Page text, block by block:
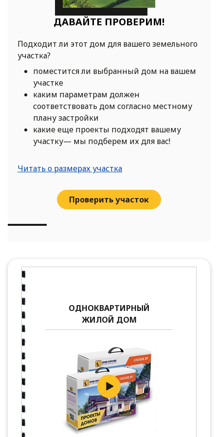
ДАВАЙТЕ ПРОВЕРИМ!
Подходит ли этот дом для вашего земельного
участка?
поместится ли выбранный дом на вашем
участке
каким параметрам должен
соответствовать дом согласно местному
плану застройки
какие еще проекты подходят вашему
участку— мы подберем их для вас!
Читать о размерах участка
Проверить участок
ОДНОКВАРТИРНЫЙ
ЖИЛОЙ ДОМ